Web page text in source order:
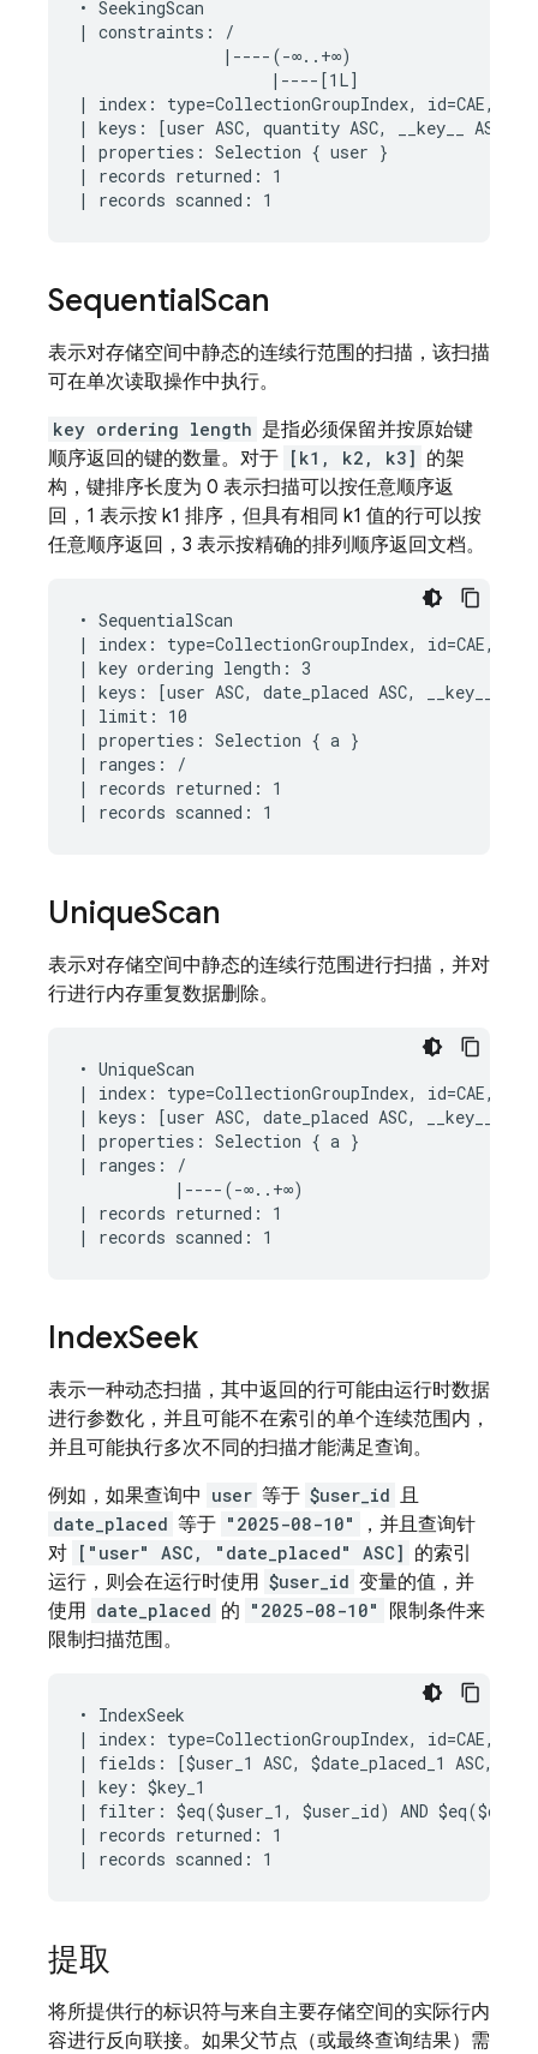
• SeekingScan
| constraints: /
               |----(-∞..+∞)
                    |----[1L]
| index: type=CollectionGroupIndex, id=CAE,
| keys: [user ASC, quantity ASC, __key__ ASC]
| properties: Selection { user }
| records returned: 1
SequentialScan
表示对存储空间中静态的连续行范围的扫描，该扫描
可在单次读取操作中执行。
key ordering length 是指必须保留并按原始键
顺序返回的键的数量。对于 [k1, k2, k3] 的架
构，键排序长度为 0 表示扫描可以按任意顺序返
回，1 表示按 k1 排序，但具有相同 k1 值的行可以按
任意顺序返回，3 表示按精确的排列顺序返回文档。
• SequentialScan
| index: type=CollectionGroupIndex, id=CAE,
| key ordering length: 3
| keys: [user ASC, date_placed ASC, __key__
| limit: 10
| properties: Selection { a }
| ranges: /
| records returned: 1
UniqueScan
表示对存储空间中静态的连续行范围进行扫描，并对
行进行内存重复数据删除。
• UniqueScan
| index: type=CollectionGroupIndex, id=CAE,
| keys: [user ASC, date_placed ASC, __key__
| properties: Selection { a }
| ranges: /
          |----(-∞..+∞)
| records returned: 1
IndexSeek
表示一种动态扫描，其中返回的行可能由运行时数据
进行参数化，并且可能不在索引的单个连续范围内，
并且可能执行多次不同的扫描才能满足查询。
例如，如果查询中 user 等于 $user_id 且
date_placed 等于 "2025-08-10"
，并且查询针
对 ["user" ASC, "date_placed" ASC] 的索引
运行，则会在运行时使用 $user_id 变量的值，并
使用 date_placed 的 "2025-08-10"
限制条件来
限制扫描范围。
• IndexSeek
| index: type=CollectionGroupIndex, id=CAE,
| fields: [$user_1 ASC, $date_placed_1 ASC,
| key: $key_1
| filter: $eq($user_1, $user_id) AND
| records returned: 1
提取
将所提供行的标识符与来自主要存储空间的实际行内
容进行反向联接。如果父节点（或最终查询结果）需